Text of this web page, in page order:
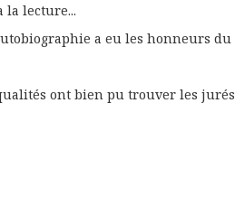
lecture...
a eu les honneurs du
ont bien pu trouver les jurés